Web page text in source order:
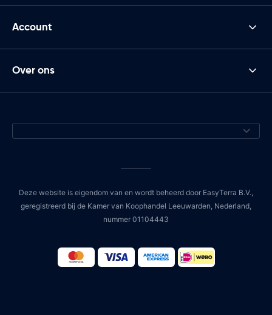
Account
Over ons
Deze website is eigendom van en wordt beheerd door EasyTerra B.V.,
geregistreerd bij de Kamer van Koophandel Leeuwarden, Nederland,
nummer 01104443